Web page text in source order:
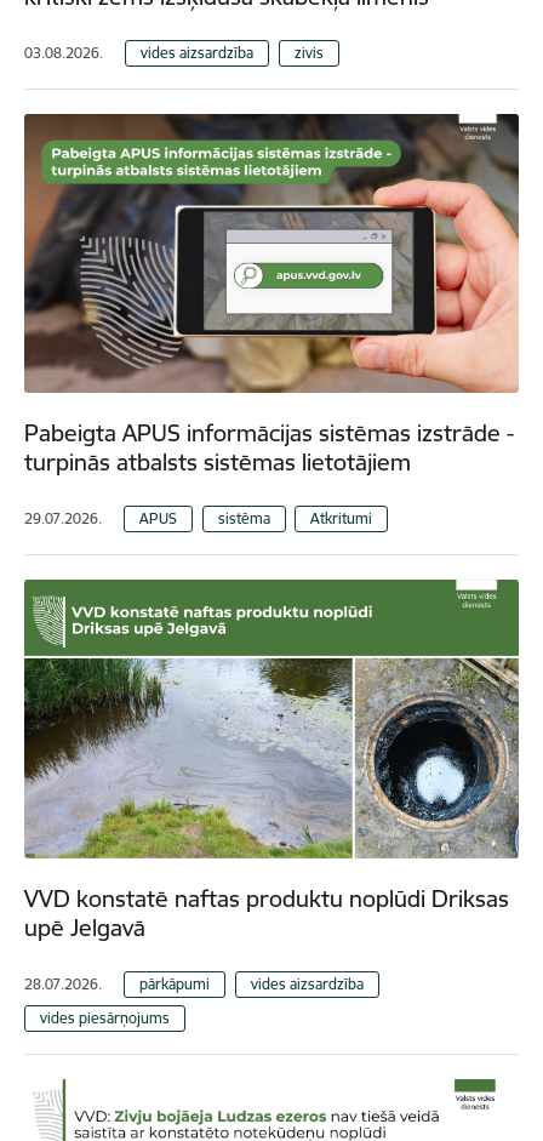
03.08.2026. vides aizsardzība zivis
Pabeigta APUS informācijas sistēmas izstrāde -
turpinās atbalsts sistēmas lietotājiem
29.07.2026. APUS sistēma Atkritumi
VVD konstatē naftas produktu noplūdi Driksas
upē Jelgavā
28.07.2026. pārkāpumi
vides aizsardzība
vides piesārņojums